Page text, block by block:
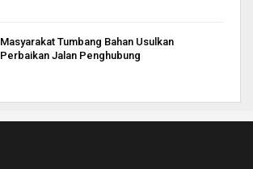
Masyarakat Tumbang Bahan Usulkan
Perbaikan Jalan Penghubung